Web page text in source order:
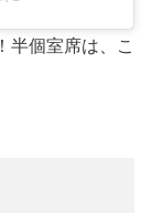
半個室席は、こ